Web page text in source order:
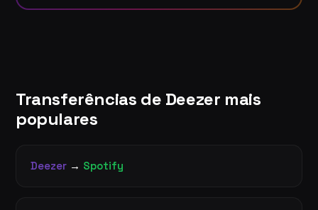
Transferências de Deezer mais
populares
Deezer → Spotify